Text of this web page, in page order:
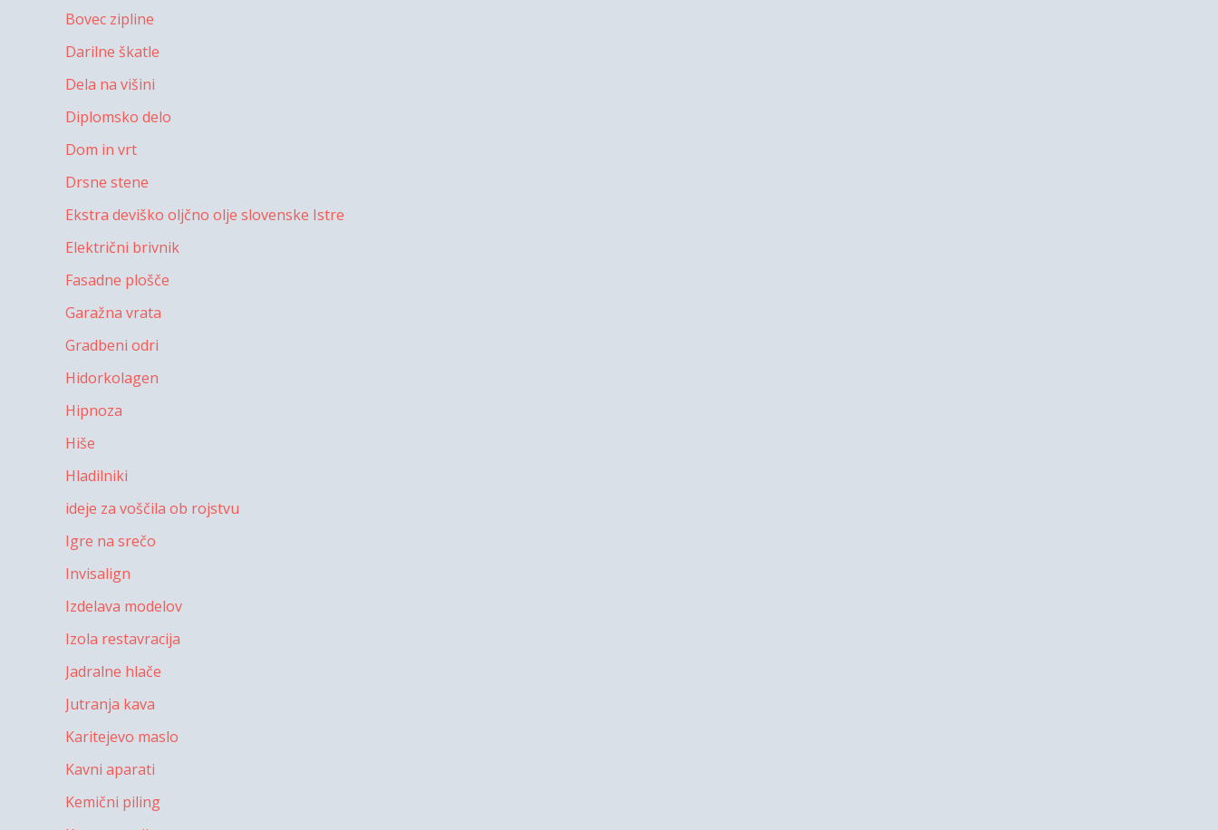
Bovec zipline
Darilne škatle
Dela na višini
Diplomsko delo
Dom in vrt
Drsne stene
Ekstra deviško oljčno olje slovenske Istre
Električni brivnik
Fasadne plošče
Garažna vrata
Gradbeni odri
Hidorkolagen
Hipnoza
Hiše
Hladilniki
ideje za voščila ob rojstvu
Igre na srečo
Invisalign
Izdelava modelov
Izola restavracija
Jadralne hlače
Jutranja kava
Karitejevo maslo
Kavni aparati
Kemični piling